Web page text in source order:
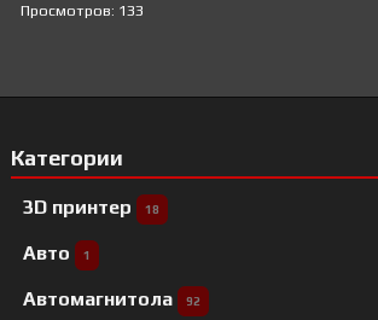
Просмотров: 133
Категории
3D принтер 18
Авто 1
Автомагнитола 92